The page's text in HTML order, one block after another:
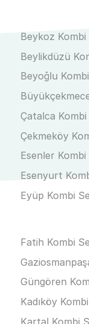
Beykoz Kombi
Beylikdüzü
Beyoğlu
Çatalca Kombi
Çekmeköy
Esenler Kombi
Esenyurt
Eyüp Kombi
Fatih Kombi
Güngören
Kadıköy
Kartal Kombi